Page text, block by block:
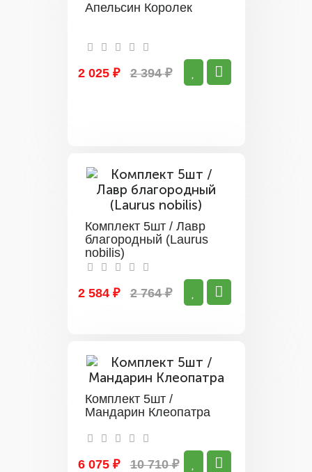
Апельсин Королек
2 025 ₽ 2 394 ₽
Комплект 5шт / Лавр
благородный (Laurus
nobilis)
2 584 ₽ 2 764 ₽
Комплект 5шт /
Мандарин Клеопатра
6 075 ₽ 10 710 ₽